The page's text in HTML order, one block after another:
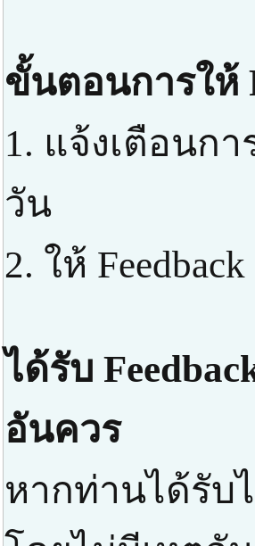
ขั้นตอนการให้
1. แจ้งเตือนกา
วัน
2. ให้
ได้รับ
อันควร
หากท่านได้รับไ